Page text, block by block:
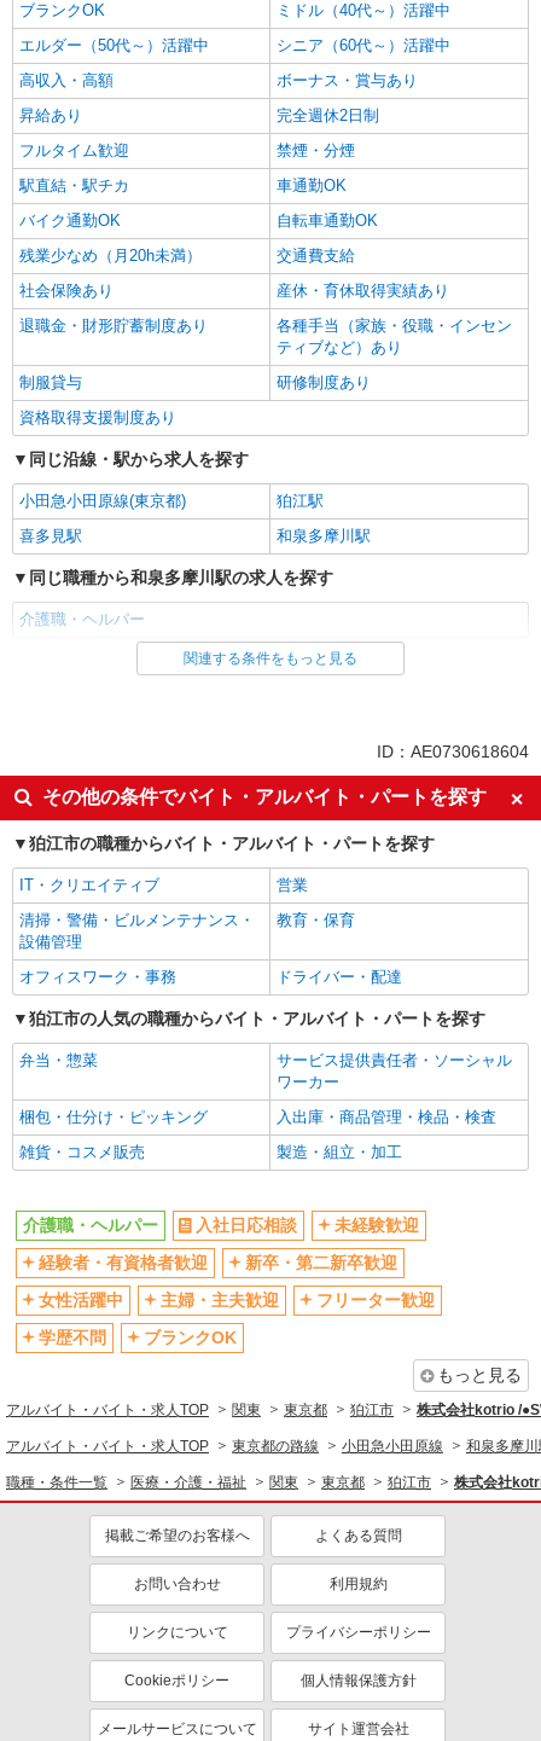
ブランクOK
ミドル（40代～）活躍中
エルダー（50代～）活躍中
シニア（60代～）活躍中
高収入・高額
ボーナス・賞与あり
昇給あり
完全週休2日制
フルタイム歓迎
禁煙・分煙
駅直結・駅チカ
車通勤OK
バイク通勤OK
自転車通勤OK
残業少なめ（月20h未満）
交通費支給
社会保険あり
産休・育休取得実績あり
退職金・財形貯蓄制度あり
各種手当（家族・役職・インセン
ティブなど）あり
制服貸与
研修制度あり
資格取得支援制度あり
同じ沿線・駅から求人を探す
小田急小田原線(東京都)
狛江駅
喜多見駅
和泉多摩川駅
同じ職種から和泉多摩川駅の求人を探す
介護職・ヘルパー
同じ雇用形態から和泉多摩川駅の求人を探す
入社日応相談
未経験歓迎
経験者・有資格者歓迎
新卒・第二新卒歓迎
女性活躍中
主婦・主夫歓迎
フリーター歓迎
学歴不問
ブランクOK
ミドル（40代～）活躍中
エルダー（50代～）活躍中
シニア（60代～）活躍中
高収入・高額
ボーナス・賞与あり
昇給あり
完全週休2日制
フルタイム歓迎
禁煙・分煙
駅直結・駅チカ
車通勤OK
バイク通勤OK
自転車通勤OK
残業少なめ（月20h未満）
交通費支給
社会保険あり
産休・育休取得実績あり
退職金・財形貯蓄制度あり
各種手当（家族・役職・インセン
ティブなど）あり
制服貸与
研修制度あり
資格取得支援制度あり
医療・介護・福祉
介護職・ヘルパー
同じ特徴から求人を探す
ミドル（40代～）活躍中
ボーナス・賞与あり
車通勤OK
交通費支給
社会保険あり
産休・育休取得実績あり
関連する条件をもっと見る
ID：AE0730618604
その他の条件でバイト・アルバイト・パートを探す
狛江市の職種からバイト・アルバイト・パートを探す
IT・クリエイティブ
営業
清掃・警備・ビルメンテナンス・
設備管理
教育・保育
オフィスワーク・事務 ドライバー・配達
狛江市の人気の職種からバイト・アルバイト・パートを探す
弁当・惣菜
サービス提供責任者・ソーシャル
ワーカー
梱包・仕分け・ピッキング
入出庫・商品管理・検品・検査
雑貨・コスメ販売
製造・組立・加工
介護職・ヘルパー 入社日応相談
未経験歓迎
経験者・有資格者歓迎
新卒・第二新卒歓迎
女性活躍中
主婦・主夫歓迎
フリーター歓迎
学歴不問
ブランクOK
もっと見る
アルバイト・バイト・求人TOP 関東 東京都 狛江市 株式会社kotrio /
アルバイト・バイト・求人TOP 東京都の路線 小田急小田原線 和泉多摩
職種・条件一覧 医療・介護・福祉 関東 東京都 狛江市 株式会社
掲載ご希望のお客様へ よくある質問
お問い合わせ 利用規約
リンクについて プライバシーポリシー
Cookieポリシー 個人情報保護方針
メールサービスについて サイト運営会社